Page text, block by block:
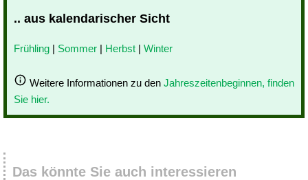
.. aus kalendarischer Sicht
Frühling | Sommer | Herbst | Winter
Weitere Informationen zu den Jahreszeitenbeginnen, finden
Sie hier.
Das könnte Sie auch interessieren